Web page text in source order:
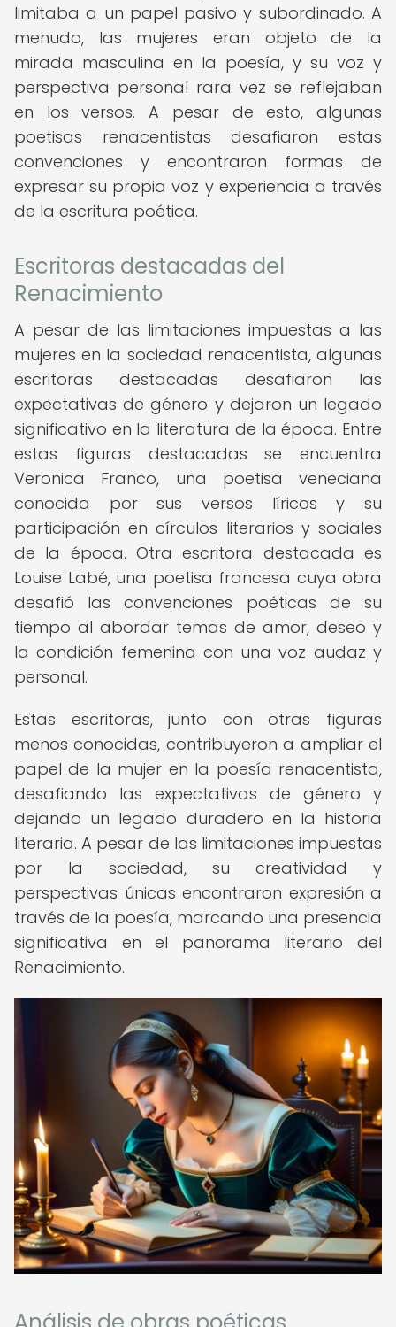
limitaba a un papel pasivo y subordinado. A
menudo, las mujeres eran objeto de la
mirada masculina en la poesía, y su voz y
perspectiva personal rara vez se reflejaban
en los versos. A pesar de esto, algunas
poetisas renacentistas desafiaron estas
convenciones y encontraron formas de
expresar su propia voz y experiencia a través
de la escritura poética.
Escritoras destacadas del
Renacimiento
A pesar de las limitaciones impuestas a las
mujeres en la sociedad renacentista, algunas
escritoras destacadas desafiaron las
expectativas de género y dejaron un legado
significativo en la literatura de la época. Entre
estas figuras destacadas se encuentra
Veronica Franco, una poetisa veneciana
conocida por sus versos líricos y su
participación en círculos literarios y sociales
de la época. Otra escritora destacada es
Louise Labé, una poetisa francesa cuya obra
desafió las convenciones poéticas de su
tiempo al abordar temas de amor, deseo y
la condición femenina con una voz audaz y
personal.
Estas escritoras, junto con otras figuras
menos conocidas, contribuyeron a ampliar el
papel de la mujer en la poesía renacentista,
desafiando las expectativas de género y
dejando un legado duradero en la historia
literaria. A pesar de las limitaciones impuestas
por la sociedad, su creatividad y
perspectivas únicas encontraron expresión a
través de la poesía, marcando una presencia
significativa en el panorama literario del
Renacimiento.